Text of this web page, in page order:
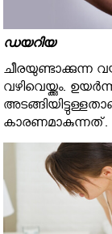
ഡയറിയ
ചീരയുണ്ടാക്കുന്ന
വഴിവെയ്ക്കും.
കാരണമാകുന്നത്.